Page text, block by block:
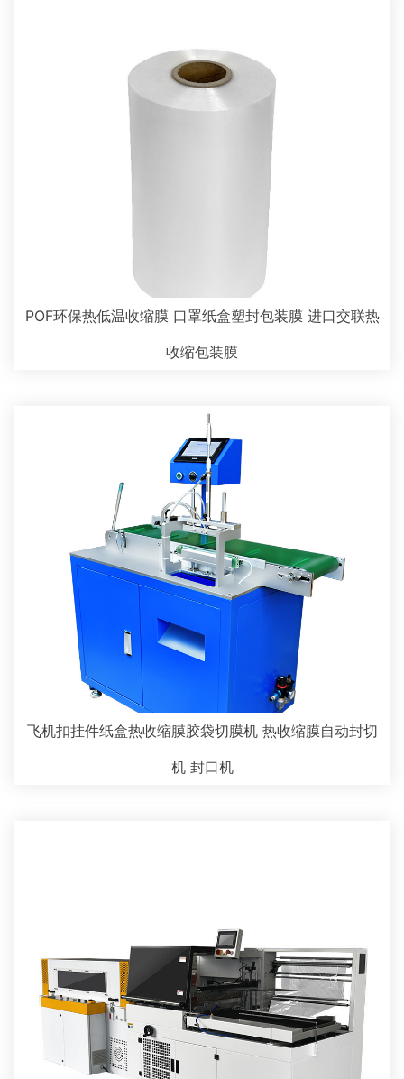
POF环保热低温收缩膜 口罩纸盒塑封包装膜 进口交联热
收缩包装膜
飞机扣挂件纸盒热收缩膜胶袋切膜机 热收缩膜自动封切
机 封口机